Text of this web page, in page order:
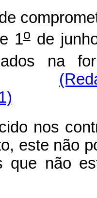
1ode
na
nos
este não
que não